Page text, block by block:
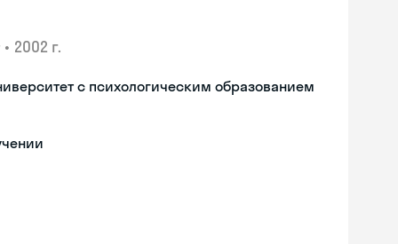
• 2002 г.
с психологическим образованием